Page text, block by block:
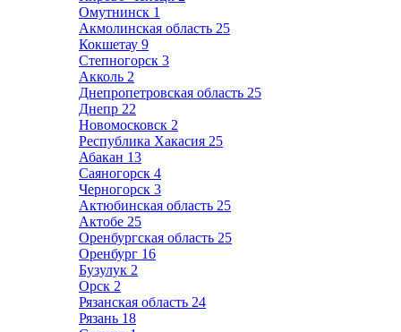
Омутнинск 1
Акмолинская область 25
Кокшетау 9
Степногорск 3
Акколь 2
Днепропетровская область 25
Днепр 22
Новомосковск 2
Республика Хакасия 25
Абакан 13
Саяногорск 4
Черногорск 3
Актюбинская область 25
Актобе 25
Оренбургская область 25
Оренбург 16
Бузулук 2
Орск 2
Рязанская область 24
Рязань 18